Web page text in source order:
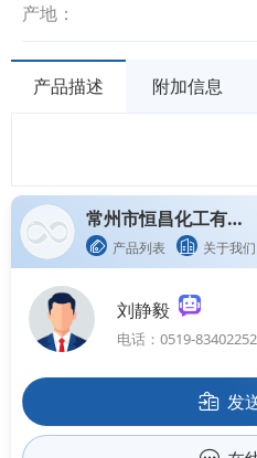
产地：
产品描述 附加信息
常州市恒昌化工有限公司
产品列表 关于我们
刘静毅
电话：0519-83402252
发